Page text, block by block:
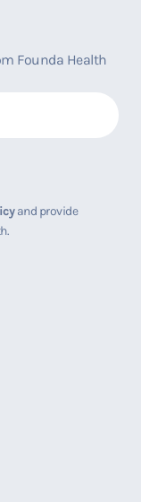
Founda Health
and provide